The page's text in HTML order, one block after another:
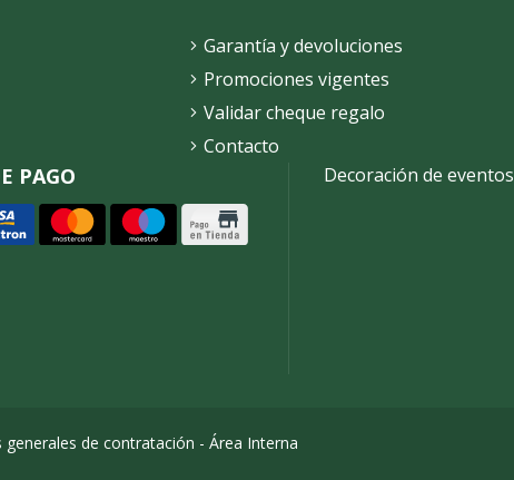
PAGO
Garantía y devoluciones
Promociones vigentes
Validar cheque regalo
Contacto
Decoración de eventos
generales de contratación - Área Interna